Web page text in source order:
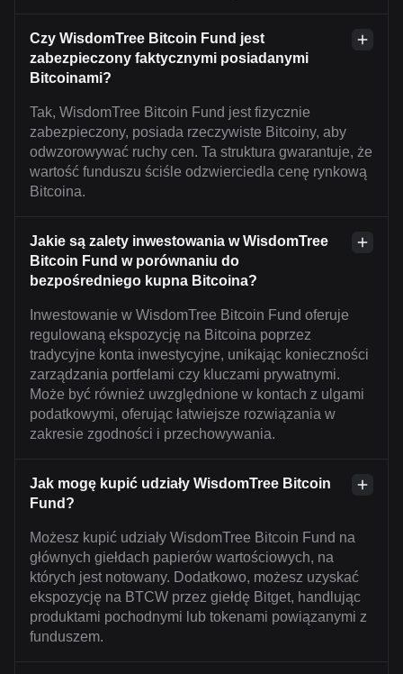
Czy WisdomTree Bitcoin Fund jest
zabezpieczony faktycznymi posiadanymi
Bitcoinami?
Tak, WisdomTree Bitcoin Fund jest fizycznie
zabezpieczony, posiada rzeczywiste Bitcoiny, aby
odwzorowywać ruchy cen. Ta struktura gwarantuje, że
wartość funduszu ściśle odzwierciedla cenę rynkową
Bitcoina.
Jakie są zalety inwestowania w WisdomTree
Bitcoin Fund w porównaniu do
bezpośredniego kupna Bitcoina?
Inwestowanie w WisdomTree Bitcoin Fund oferuje
regulowaną ekspozycję na Bitcoina poprzez
tradycyjne konta inwestycyjne, unikając konieczności
zarządzania portfelami czy kluczami prywatnymi.
Może być również uwzględnione w kontach z ulgami
podatkowymi, oferując łatwiejsze rozwiązania w
zakresie zgodności i przechowywania.
Jak mogę kupić udziały WisdomTree Bitcoin
Fund?
Możesz kupić udziały WisdomTree Bitcoin Fund na
głównych giełdach papierów wartościowych, na
których jest notowany. Dodatkowo, możesz uzyskać
ekspozycję na BTCW przez giełdę Bitget, handlując
produktami pochodnymi lub tokenami powiązanymi z
funduszem.